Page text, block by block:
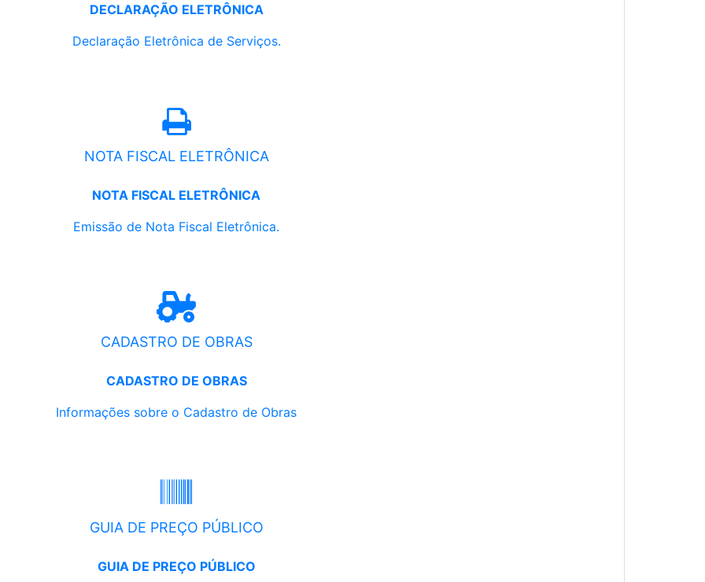
DECLARAÇÃO ELETRÔNICA
Declaração Eletrônica de Serviços.
NOTA FISCAL ELETRÔNICA
NOTA FISCAL ELETRÔNICA
Emissão de Nota Fiscal Eletrônica.
CADASTRO DE OBRAS
CADASTRO DE OBRAS
Informações sobre o Cadastro de Obras
GUIA DE PREÇO PÚBLICO
GUIA DE PREÇO PÚBLICO